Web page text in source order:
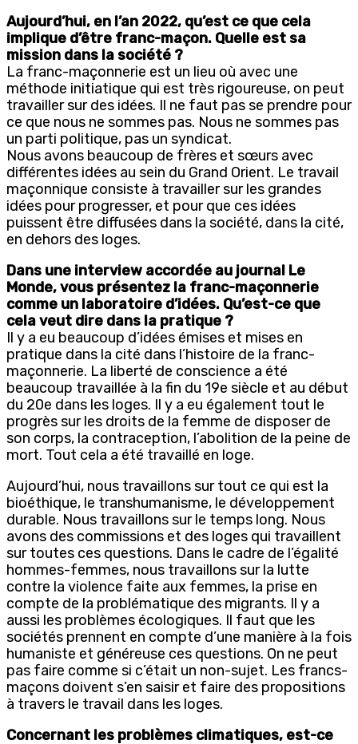
Aujourd’hui, en l’an 2022, qu’est ce que cela
implique d’être franc-maçon. Quelle est sa
mission dans la société ?
La franc-maçonnerie est un lieu où avec une
méthode initiatique qui est très rigoureuse, on peut
travailler sur des idées. Il ne faut pas se prendre pour
ce que nous ne sommes pas. Nous ne sommes pas
un parti politique, pas un syndicat.
Nous avons beaucoup de frères et sœurs avec
différentes idées au sein du Grand Orient. Le travail
maçonnique consiste à travailler sur les grandes
idées pour progresser, et pour que ces idées
puissent être diffusées dans la société, dans la cité,
en dehors des loges.
Dans une interview accordée au journal Le
Monde, vous présentez la franc-maçonnerie
comme un laboratoire d’idées. Qu’est-ce que
cela veut dire dans la pratique ?
Il y a eu beaucoup d’idées émises et mises en
pratique dans la cité dans l’histoire de la franc-
maçonnerie. La liberté de conscience a été
beaucoup travaillée à la fin du 19e siècle et au début
du 20e dans les loges. Il y a eu également tout le
progrès sur les droits de la femme de disposer de
son corps, la contraception, l’abolition de la peine de
mort. Tout cela a été travaillé en loge.
Aujourd’hui, nous travaillons sur tout ce qui est la
bioéthique, le transhumanisme, le développement
durable. Nous travaillons sur le temps long. Nous
avons des commissions et des loges qui travaillent
sur toutes ces questions. Dans le cadre de l’égalité
hommes-femmes, nous travaillons sur la lutte
contre la violence faite aux femmes, la prise en
compte de la problématique des migrants. Il y a
aussi les problèmes écologiques. Il faut que les
sociétés prennent en compte d’une manière à la fois
humaniste et généreuse ces questions. On ne peut
pas faire comme si c’était un non-sujet. Les francs-
maçons doivent s’en saisir et faire des propositions
à travers le travail dans les loges.
Concernant les problèmes climatiques, est-ce